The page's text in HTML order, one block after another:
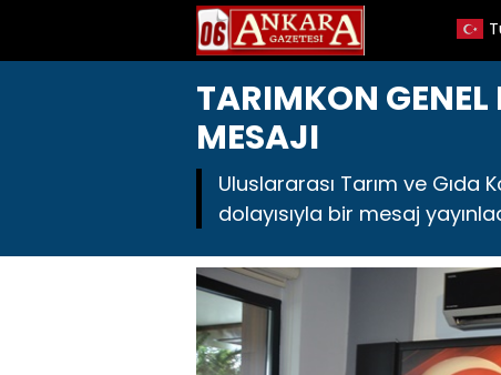
TARIMKON
MESAJI
Uluslararası Tarım ve Gıda
dolayısıyla bir mesaj